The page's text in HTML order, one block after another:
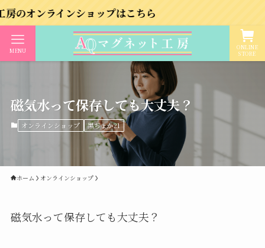
ショップはこちら
ONLINE
STORE
MENU
磁気水って保存しても大丈夫？
オンラインショップ 黒ぢょか21
ホーム オンラインショップ
磁気水って保存しても大丈夫？